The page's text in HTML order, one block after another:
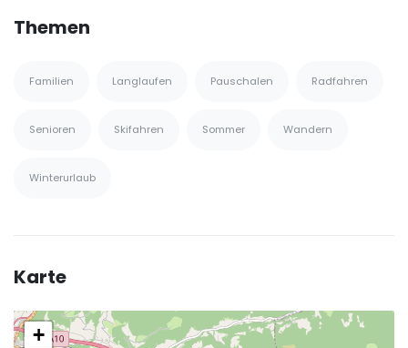
Themen
Familien Langlaufen Pauschalen Radfahren
Senioren Skifahren Sommer Wandern
Winterurlaub
Karte
+